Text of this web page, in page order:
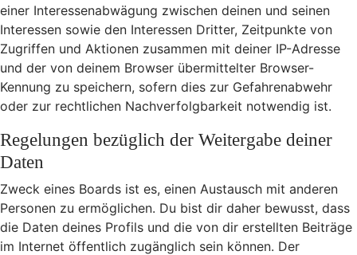
einer Interessenabwägung zwischen deinen und seinen
Interessen sowie den Interessen Dritter, Zeitpunkte von
Zugriffen und Aktionen zusammen mit deiner IP-Adresse
und der von deinem Browser übermittelter Browser-
Kennung zu speichern, sofern dies zur Gefahrenabwehr
oder zur rechtlichen Nachverfolgbarkeit notwendig ist.
Regelungen bezüglich der Weitergabe deiner
Daten
Zweck eines Boards ist es, einen Austausch mit anderen
Personen zu ermöglichen. Du bist dir daher bewusst, dass
die Daten deines Profils und die von dir erstellten Beiträge
im Internet öffentlich zugänglich sein können. Der